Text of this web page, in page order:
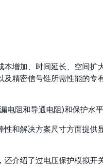
增加、时间延长、空间
精密信号链所需性能的
阻和导通电阻)和保护水
和解决方案尺寸方面提
介绍了过电压保护模拟